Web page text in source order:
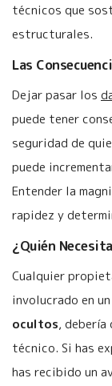
técnicos que
estructurales.
Las
Dejar pasar los
puede tener
seguridad de
puede
Entender la
rapidez y
¿Quién
Cualquier
involucrado en
ocultos, debería
técnico. Si has
has recibido un